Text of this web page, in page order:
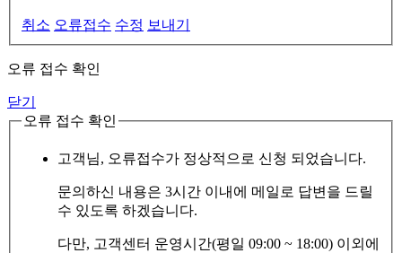
취소 오류접수 수정 보내기
오류 접수 확인
닫기
오류 접수 확인
고객님, 오류접수가 정상적으로 신청 되었습니다.
문의하신 내용은 3시간 이내에 메일로 답변을 드릴
수 있도록 하겠습니다.
다만, 고객센터 운영시간(평일 09:00 ~ 18:00) 이외에